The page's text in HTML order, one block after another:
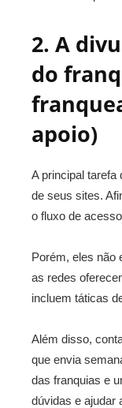
2. A
do
apoio)
A principal tarefa
de seus sites.
o fluxo de
Porém, eles não
as redes
incluem táticas
Além disso,
que envia
das franquias e
dúvidas e ajudar